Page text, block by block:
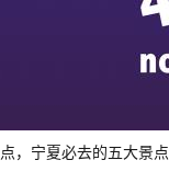
，宁夏必去的五大景点